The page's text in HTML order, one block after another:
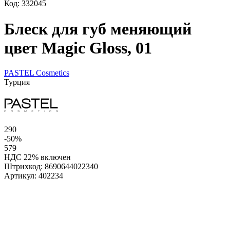
Код: 332045
Блеск для губ меняющий
цвет Magic Gloss, 01
PASTEL Cosmetics
Турция
290
-50%
579
НДС 22% включен
Штрихкод: 8690644022340
Артикул: 402234